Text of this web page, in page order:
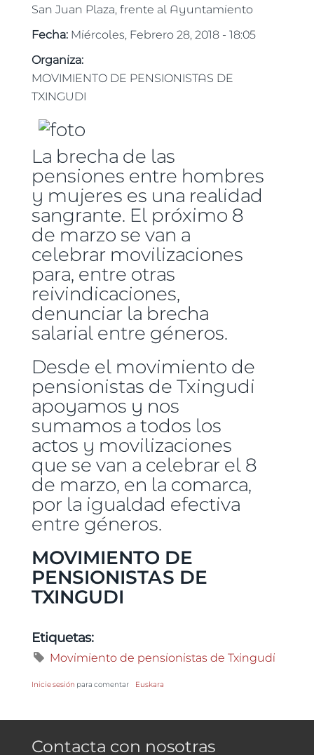
San Juan Plaza, frente al Ayuntamiento
Fecha: Miércoles, Febrero 28, 2018 - 18:05
Organiza:
MOVIMIENTO DE PENSIONISTAS DE
TXINGUDI
La brecha de las
pensiones entre hombres
y mujeres es una realidad
sangrante. El próximo 8
de marzo se van a
celebrar movilizaciones
para, entre otras
reivindicaciones,
denunciar la brecha
salarial entre géneros.
Desde el movimiento de
pensionistas de Txingudi
apoyamos y nos
sumamos a todos los
actos y movilizaciones
que se van a celebrar el 8
de marzo, en la comarca,
por la igualdad efectiva
entre géneros.
MOVIMIENTO DE
PENSIONISTAS DE
TXINGUDI
Etiquetas:
Movimiento de pensionistas de Txingudi
Inicie sesión para comentar Euskara
Contacta con nosotras